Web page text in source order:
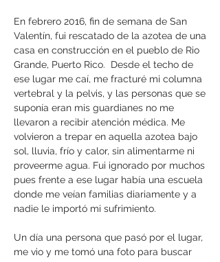
En febrero 2016, fin de semana de San
Valentín, fui rescatado de la azotea de una
casa en construcción en el pueblo de Rio
Grande, Puerto Rico. Desde el techo de
ese lugar me caí, me fracturé mi columna
vertebral y la pelvis, y las personas que se
suponía eran mis guardianes no me
llevaron a recibir atención médica. Me
volvieron a trepar en aquella azotea bajo
sol, lluvia, frío y calor, sin alimentarme ni
proveerme agua. Fui ignorado por muchos
pues frente a ese lugar había una escuela
donde me veían familias diariamente y a
nadie le importó mi sufrimiento.
Un día una persona que pasó por el lugar,
me vio y me tomó una foto para buscar